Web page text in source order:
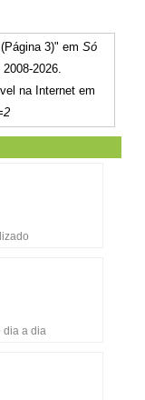
3)" emSó
2026.
na Internet em
dia a dia